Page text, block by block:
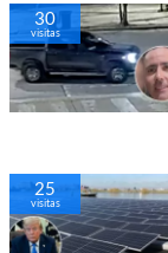
30
visitas
25
visitas